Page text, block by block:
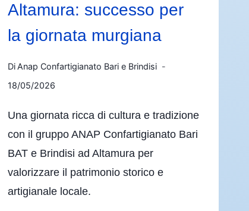
Altamura: successo per
la giornata murgiana
DiAnap Confartigianato Bari e Brindisi
18/05/2026
Una giornata ricca di cultura e tradizione
con il gruppo ANAP Confartigianato Bari
BAT e Brindisi ad Altamura per
valorizzare il patrimonio storico e
artigianale locale.